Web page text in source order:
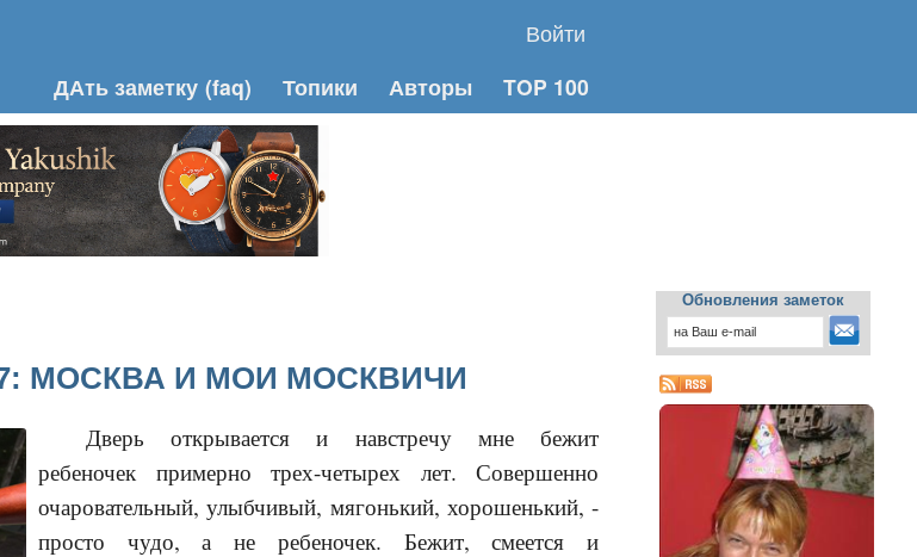
Войти
ДАть заметку (faq) Топики Авторы TOP 100
МОСКВА И МОИ МОСКВИЧИ
Дверь открывается и навстречу мне бежит
ребеночек примерно трех-четырех лет. Совершенно
очаровательный, улыбчивый, мягонький, хорошенький, -
просто чудо, а не ребеночек. Бежит, смеется и
Обновления заметок